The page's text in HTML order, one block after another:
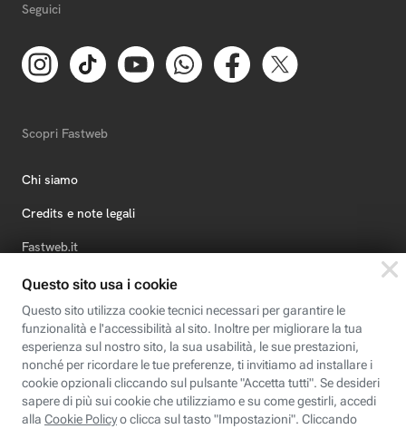
Seguici
Scopri Fastweb
Chi siamo
Credits e note legali
Fastweb.it
Formazione
Fastweb Digital Academy
STEP FuturAbility District